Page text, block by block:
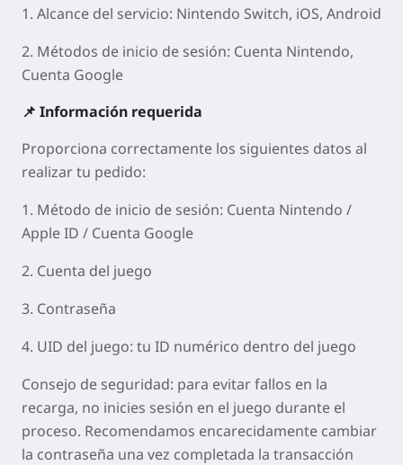
1. Alcance del servicio: Nintendo Switch, iOS, Android
2. Métodos de inicio de sesión: Cuenta Nintendo,
Cuenta Google
📌 Información requerida
Proporciona correctamente los siguientes datos al
realizar tu pedido:
1. Método de inicio de sesión: Cuenta Nintendo /
Apple ID / Cuenta Google
2. Cuenta del juego
3. Contraseña
4. UID del juego: tu ID numérico dentro del juego
Consejo de seguridad: para evitar fallos en la
recarga, no inicies sesión en el juego durante el
proceso. Recomendamos encarecidamente cambiar
la contraseña una vez completada la transacción